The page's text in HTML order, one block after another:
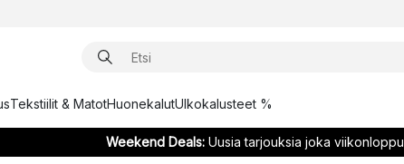
Tekstiilit & MatotHuonekalutUlkokalusteet %
Weekend Deals:Uusia tarjouksia joka viikonloppu